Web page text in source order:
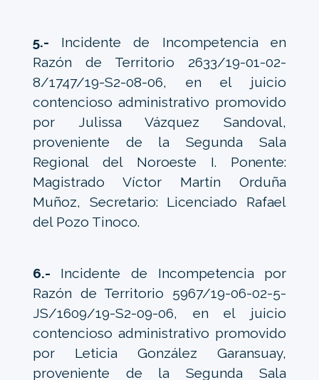
5.- Incidente de Incompetencia en
Razón de Territorio 2633/19-01-02-
8/1747/19-S2-08-06, en el juicio
contencioso administrativo promovido
por Julissa Vázquez Sandoval,
proveniente de la Segunda Sala
Regional del Noroeste I. Ponente:
Magistrado Víctor Martín Orduña
Muñoz, Secretario: Licenciado Rafael
del Pozo Tinoco.
6.- Incidente de Incompetencia por
Razón de Territorio 5967/19-06-02-5-
JS/1609/19-S2-09-06, en el juicio
contencioso administrativo promovido
por Leticia González Garansuay,
proveniente de la Segunda Sala